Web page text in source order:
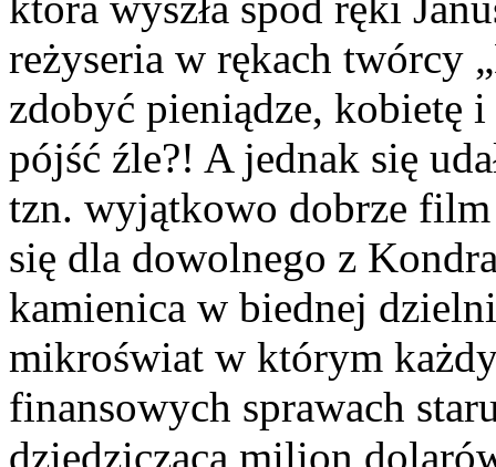
reżyseria w rękach twórcy
zdobyć pieniądze, kobietę
pójść źle?! A jednak się
tzn. wyjątkowo dobrze film
się dla dowolnego z
kamienica w biednej
mikroświat w którym
finansowych sprawach
dziedzicząca milion